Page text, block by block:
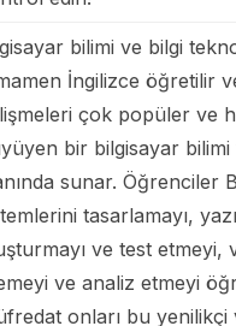
bilimi ve bilgi
İngilizce öğretilir
çok popüler ve
bir bilgisayar bilimi
sunar. Öğrenciler
tasarlamayı,
ve test etmeyi,
ve analiz etmeyi
onları bu yenilikçi